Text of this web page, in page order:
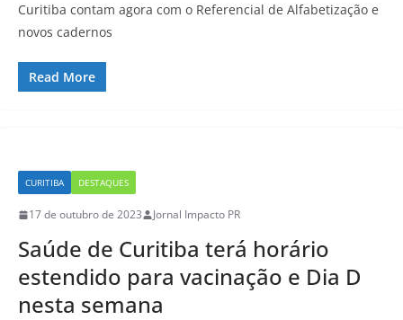
Curitiba contam agora com o Referencial de Alfabetização e
novos cadernos
Read More
CURITIBA DESTAQUES
17 de outubro de 2023 Jornal Impacto PR
Saúde de Curitiba terá horário
estendido para vacinação e Dia D
nesta semana